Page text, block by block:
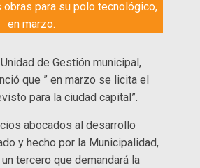
obras para su polo tecnológico,
en marzo.
de Gestión municipal,
que ” en marzo se licita el
para la ciudad capital”.
abocados al desarrollo
y hecho por la Municipalidad,
tercero que demandará la